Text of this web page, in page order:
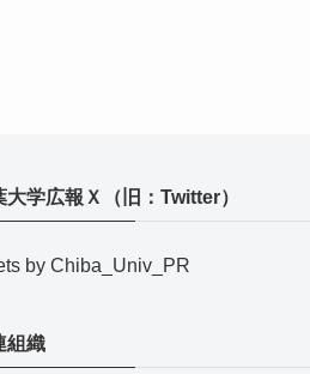
大学広報Ｘ（旧：Twitter）
by Chiba_Univ_PR
組織